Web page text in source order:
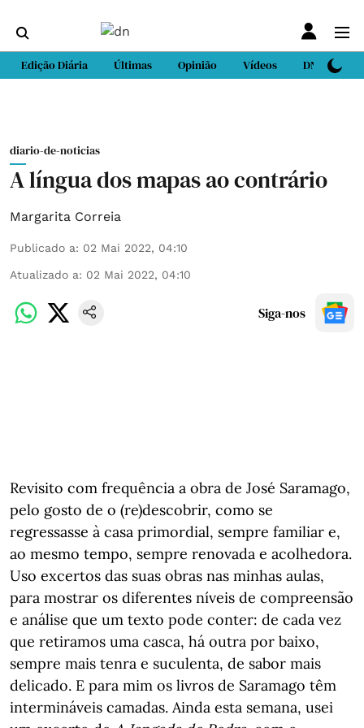
Edição Diária Últimas Opinião Vídeos DN Sport
diario-de-noticias
A língua dos mapas ao contrário
Margarita Correia
Publicado a: 02 Mai 2022, 04:10
Atualizado a: 02 Mai 2022, 04:10
Siga-nos
Revisito com frequência a obra de José Saramago,
pelo gosto de o (re)descobrir, como se
regressasse à casa primordial, sempre familiar e,
ao mesmo tempo, sempre renovada e acolhedora.
Uso excertos das suas obras nas minhas aulas,
para mostrar os diferentes níveis de compreensão
e análise que um texto pode conter: de cada vez
que retiramos uma casca, há outra por baixo,
sempre mais tenra e suculenta, de sabor mais
delicado. E para mim os livros de Saramago têm
intermináveis camadas. Ainda esta semana, usei